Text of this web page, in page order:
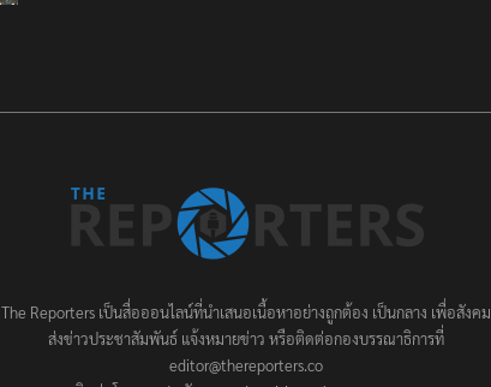
ประชาชนต้องชนะ
The Reporters เป็นสื่อออนไลน์ที่นำเสนอเนื้อหาอย่างถูกต้อง เป็นกลาง เพื่อสังคม
ส่งข่าวประชาสัมพันธ์ แจ้งหมายข่าว หรือติดต่อกองบรรณาธิการที่
editor@thereporters.co